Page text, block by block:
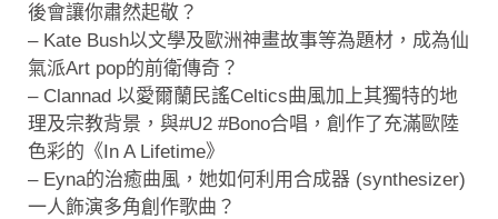
後會讓你肅然起敬？
– Kate Bush以文學及歐洲神畫故事等為題材，成為仙
氣派Art pop的前衛傳奇？
– Clannad 以愛爾蘭民謠Celtics曲風加上其獨特的地
理及宗教背景，與#U2 #Bono合唱，創作了充滿歐陸
色彩的《In A Lifetime》
– Eyna的治癒曲風，她如何利用合成器 (synthesizer)
一人飾演多角創作歌曲？